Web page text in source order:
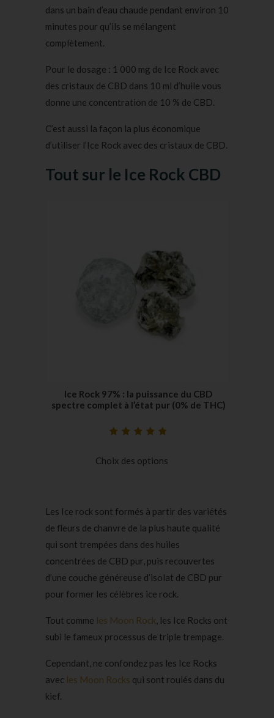
dans un bain d’eau chaude pendant environ 10
minutes pour qu’ils se mélangent
complètement.
Pour le dosage : 1 000 mg de Ice Rock avec
des cristaux de CBD dans 10 ml d’huile vous
donne une concentration de 10 % de CBD.
C’est aussi la façon la plus économique
d’utiliser l’Ice Rock avec des cristaux de CBD.
Tout sur le Ice Rock CBD
Ice Rock 97% : la puissance du CBD
spectre complet à l’état pur (0% de THC)
notations
Choix des options
Les Ice rock sont formés à partir des variétés
de fleurs de chanvre de la plus haute qualité
qui sont trempées dans des huiles
concentrées de CBD pur, puis recouvertes
d’une couche généreuse d’isolat de CBD pur
pour former les célèbres ice rock.
Tout comme les Moon Rock, les Ice Rocks ont
subi le fameux processus de triple trempage.
Cependant, ne confondez pas les Ice Rocks
avec les Moon Rocks qui sont roulés dans du
kief.